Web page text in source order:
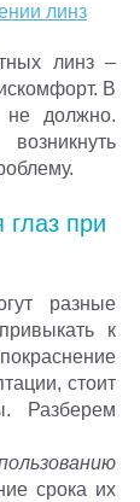
линз
линз –
В
не должно.
при
разные
к
стоит
Разберем
срока их